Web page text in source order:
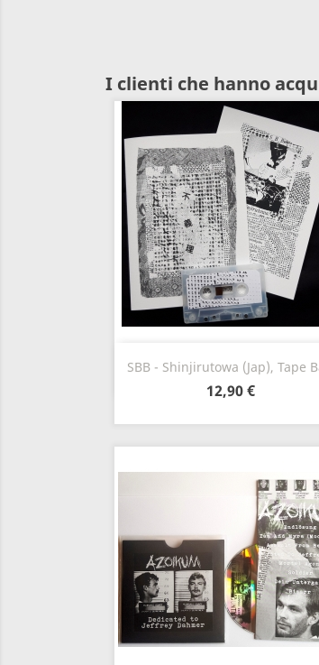
I clienti che hanno
SBB - Shinjirutowa (Jap), Tape
12,90 €
 Anteprima